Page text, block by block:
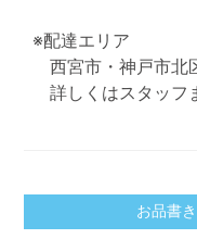
※配達エリア
西宮市・神戸市北
詳しくはスタッフ
お品書